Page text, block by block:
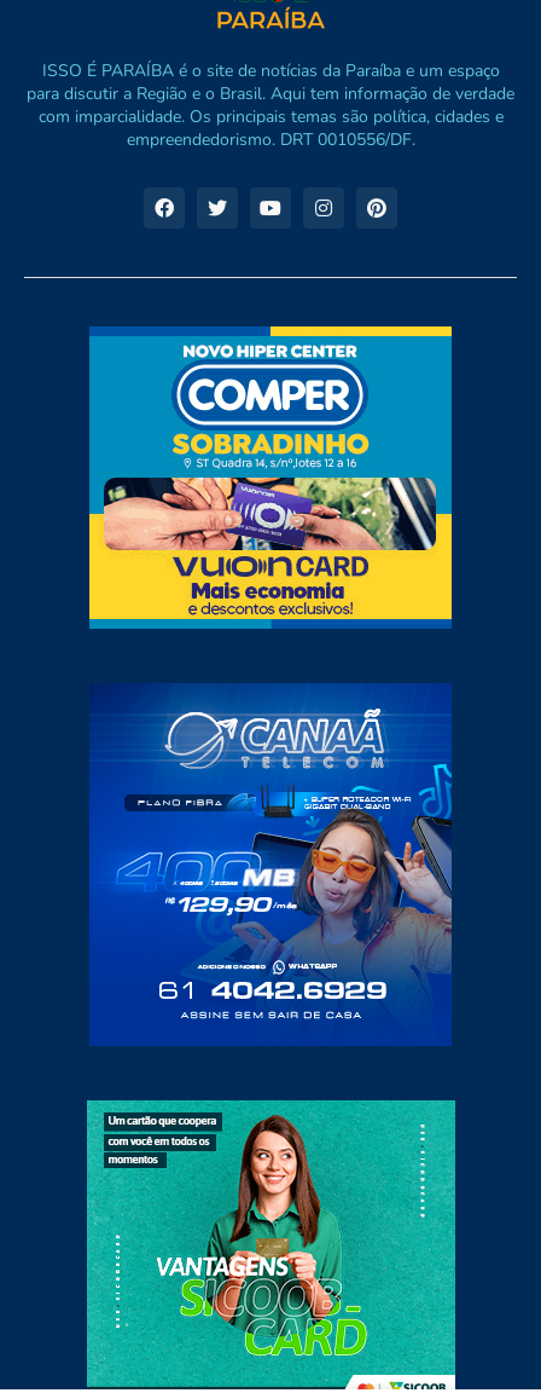
ISSO É PARAÍBA é o site de notícias da Paraíba e um espaço
para discutir a Região e o Brasil. Aqui tem informação de verdade
com imparcialidade. Os principais temas são política, cidades e
empreendedorismo. DRT 0010556/DF.